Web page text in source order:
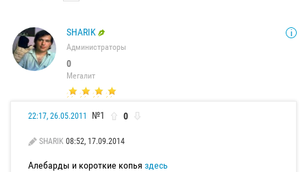
SHARIK
Администраторы
0
Мегалит
22:17, 26.05.2011 №1 0
SHARIK 08:52, 17.09.2014
Алебарды и короткие копья здесь